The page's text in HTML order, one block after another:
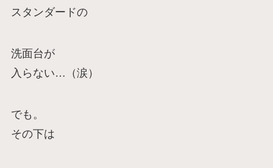
スタンダードの
洗面台が
入らない…（涙）
でも。
その下は